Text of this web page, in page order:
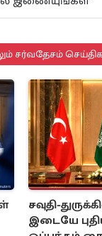
சர்வதேசம்
சவுதி-
இடையே